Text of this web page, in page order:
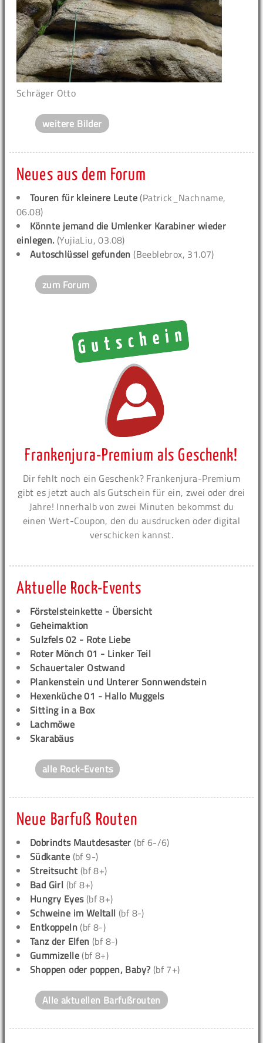
Schräger Otto
weitere Bilder
Neues aus dem Forum
Touren für kleinere Leute (Patrick_Nachname,
06.08)
Könnte jemand die Umlenker Karabiner wieder
einlegen. (YujiaLiu, 03.08)
Autoschlüssel gefunden (Beeblebrox, 31.07)
zum Forum
Frankenjura-Premium als Geschenk!
Dir fehlt noch ein Geschenk? Frankenjura-Premium
gibt es jetzt auch als Gutschein für ein, zwei oder drei
Jahre! Innerhalb von zwei Minuten bekommst du
einen Wert-Coupon, den du ausdrucken oder digital
verschicken kannst.
Aktuelle Rock-Events
Förstelsteinkette - Übersicht
Geheimaktion
Sulzfels 02 - Rote Liebe
Roter Mönch 01 - Linker Teil
Schauertaler Ostwand
Plankenstein und Unterer Sonnwendstein
Hexenküche 01 - Hallo Muggels
Sitting in a Box
Lachmöwe
Skarabäus
alle Rock-Events
Neue Barfuß Routen
Dobrindts Mautdesaster (bf 6-/6)
Südkante (bf 9-)
Streitsucht (bf 8+)
Bad Girl (bf 8+)
Hungry Eyes(bf 8+)
Schweine im Weltall (bf 8-)
Entkoppeln (bf 8-)
Tanz der Elfen (bf 8-)
Gummizelle (bf 8+)
Shoppen oder poppen, Baby? (bf 7+)
Alle aktuellen Barfußrouten